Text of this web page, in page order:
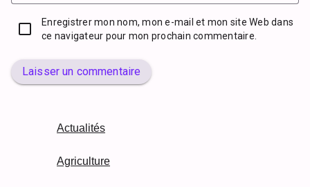
Enregistrer mon nom, mon e-mail et mon site Web dans
ce navigateur pour mon prochain commentaire.
Laisser un commentaire
Actualités
Agriculture